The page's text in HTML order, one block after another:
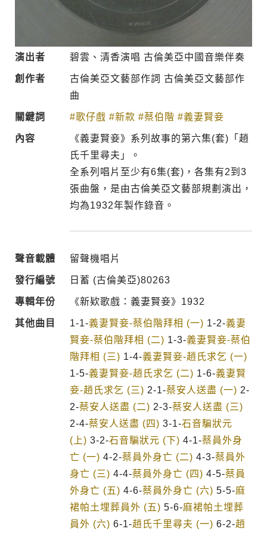
演出者 碧雲、清香演唱 古倫美亞中國音樂伴奏
創作者
古倫美亞文藝部作詞 古倫美亞文藝部作
曲
關鍵詞 #歌仔戲 #新款 #蔡伯階 #義妻賢妾
內容
《義妻賢妾》系列故事的第六集(套)「趙
氏千里尋夫」。
全系列唱片至少有6集(套)，各集有2到3
張曲盤，是由古倫美亞文藝部規劃演出，
均為1932年製作錄音。
聲音載體 留聲機唱片
發行編號 日蓄 (古倫美亞)80263
專輯年份 《新欵歌戲：義妻賢妾》1932
其他曲目 1-1-義妻賢妾-蔡伯階拜相 (一) 1-2-義妻
賢妾-蔡伯階拜相 (二) 1-3-義妻賢妾-蔡伯
階拜相 (三) 1-4-義妻賢妾-趙氏求乞 (一)
1-5-義妻賢妾-趙氏求乞 (二) 1-6-義妻賢
妾-趙氏求乞 (三) 2-1-蔡安人送盡 (一) 2-
2-蔡安人送盡 (二) 2-3-蔡安人送盡 (三)
2-4-蔡安人送盡 (四) 3-1-石音騙狀元
(上) 3-2-石音騙狀元 (下) 4-1-蔡員外身
亡 (一) 4-2-蔡員外身亡 (二) 4-3-蔡員外
身亡 (三) 4-4-蔡員外身亡 (四) 4-5-蔡員
外身亡 (五) 4-6-蔡員外身亡 (六) 5-5-麻
裙帕土埋葬員外 (五) 5-6-麻裙帕土埋葬
員外 (六) 6-1-趙氏千里尋夫 (一) 6-2-趙